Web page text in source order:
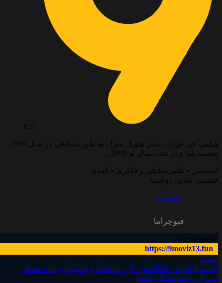
8.5
فیلیپ جی فرای ، پسر تحویل پیتزا ، به طور تصادفی در سال 1999
منجمد شد و در شب سال نو 2999…
انیمیشن • علمی-تخیلی و فانتزی • کمدی
قسمت بعدی: دوشنبه
Futurama
فیوچراما
آدرس موقت:
https://9moviz13.fun
بیشتر
قوانیناپلیکیشن هاکالکشن کاربرانتماس و پشتیبانیبرنامه هفتگی
سریال‌برنامه هفتگی انیمه